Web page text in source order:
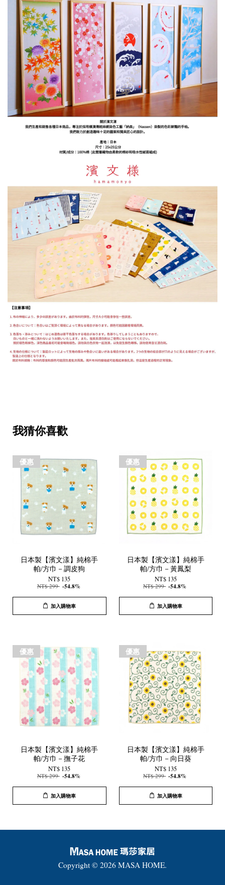
我猜你喜歡
優惠
日本製【濱文漾】純棉手
帕/方巾－調皮狗
NT$ 135
NT$ 299 -54.8%
加入購物車
優惠
日本製【濱文漾】純棉手
帕/方巾－黃鳳梨
NT$ 135
NT$ 299 -54.8%
加入購物車
優惠
日本製【濱文漾】純棉手
帕/方巾－撫子花
NT$ 135
NT$ 299 -54.8%
加入購物車
優惠
日本製【濱文漾】純棉手
帕/方巾－向日葵
NT$ 135
NT$ 299 -54.8%
加入購物車
Copyright © 2026 MASA HOME.